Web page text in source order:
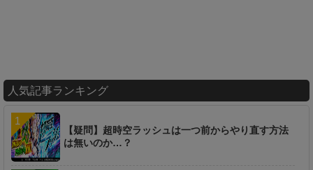
人気記事ランキング
【疑問】超時空ラッシュは一つ前からやり直す方法
は無いのか…？